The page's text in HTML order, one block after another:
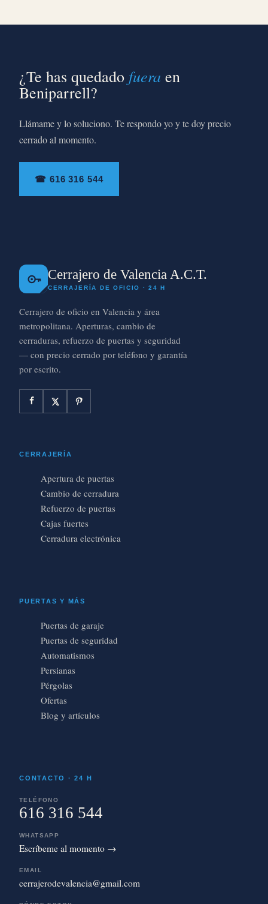
¿Te has quedado fuera en
Beniparrell?
Llámame y lo soluciono. Te respondo yo y te doy precio
cerrado al momento.
☎ 616 316 544
Cerrajero de Valencia A.C.T.
CERRAJERÍA DE OFICIO · 24 H
Cerrajero de oficio en Valencia y área
metropolitana. Aperturas, cambio de
cerraduras, refuerzo de puertas y seguridad
— con precio cerrado por teléfono y garantía
por escrito.
CERRAJERÍA
Apertura de puertas
Cambio de cerradura
Refuerzo de puertas
Cajas fuertes
Cerradura electrónica
PUERTAS Y MÁS
Puertas de garaje
Puertas de seguridad
Automatismos
Persianas
Pérgolas
Ofertas
Blog y artículos
CONTACTO · 24 H
TELÉFONO
616 316 544
WHATSAPP
Escríbeme al momento →
EMAIL
cerrajerodevalencia@gmail.com